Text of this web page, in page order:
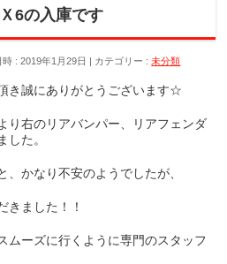
6の入庫です
: 2019年1月29日 カテゴリー :未分類
き誠にありがとうございます☆
り右のリアバンパー、リアフェンダ
した。
、かなり不安のようでしたが、
きました！！
ムーズに行くように専門のスタッフ